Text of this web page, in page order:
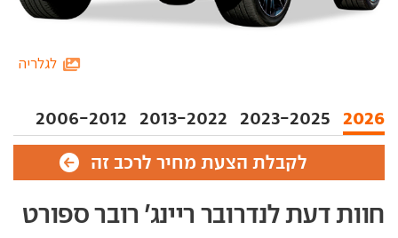
2026
2023-2025
2013-2022
2006-2012
לגלריה
לקבלת הצעת מחיר לרכב זה
חוות דעת לנדרובר ריינג' רובר ספורט